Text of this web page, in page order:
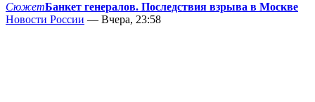
СюжетБанкет генералов. Последствия взрыва в Москве
Новости России — Вчера, 23:58